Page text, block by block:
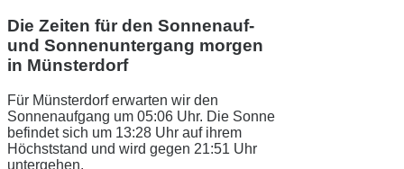
Die Zeiten für den Sonnenauf-
und Sonnenuntergang morgen
in Münsterdorf
Für Münsterdorf erwarten wir den
Sonnenaufgang um 05:06 Uhr. Die Sonne
befindet sich um 13:28 Uhr auf ihrem
Höchststand und wird gegen 21:51 Uhr
untergehen.